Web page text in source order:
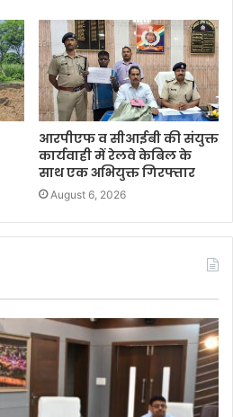
आरपीएफ व सीआईबी की संयुक्त
कार्यवाही में रेलवे केबिल के
साथ एक अभियुक्त गिरफ्तार
August 6, 2026